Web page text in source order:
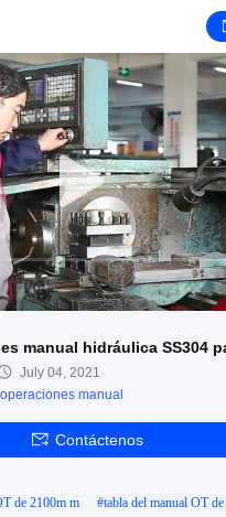
manual hidráulica SS304
July 04, 2021
manual
Contáctenos
de 2100m m #tabla del manual OT